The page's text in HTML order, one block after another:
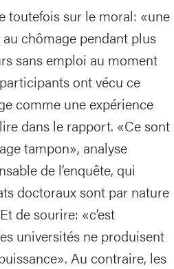
toutefois sur le moral: «une
chômage pendant plus
sans emploi au moment
ont vécu ce
comme une expérience
dans le rapport. «Ce sont
tampon», analyse
de l’enquête, qui
doctoraux sont par nature
de sourire: «c’est
universités ne produisent
Au contraire, les